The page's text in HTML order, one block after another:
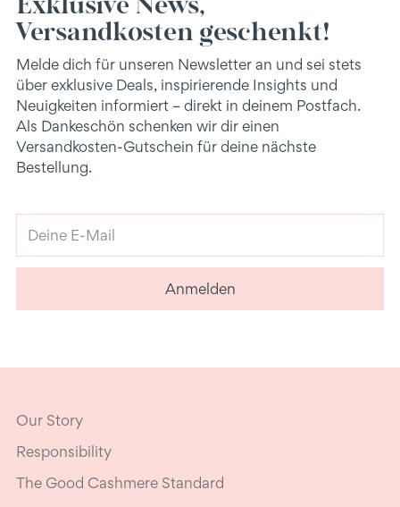
Versandkosten geschenkt!
Melde dich für unseren Newsletter an und sei stets
über exklusive Deals, inspirierende Insights und
Neuigkeiten informiert – direkt in deinem Postfach.
Als Dankeschön schenken wir dir einen
Versandkosten-Gutschein für deine nächste
Bestellung.
E-
Mail
Anmelden
Our Story
Responsibility
The Good Cashmere Standard